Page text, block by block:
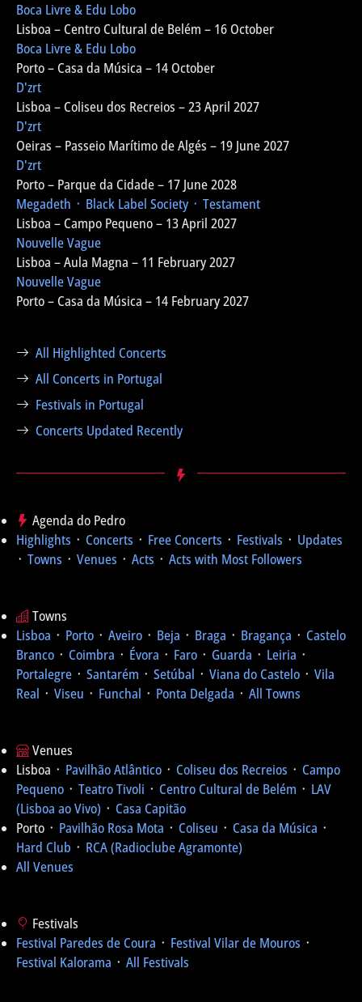
Boca Livre & Edu Lobo
Lisboa – Centro Cultural de Belém – 16 October
Boca Livre & Edu Lobo
Porto – Casa da Música – 14 October
D'zrt
Lisboa – Coliseu dos Recreios – 23 April 2027
D'zrt
Oeiras – Passeio Marítimo de Algés – 19 June 2027
D'zrt
Porto – Parque da Cidade – 17 June 2028
Megadeth ᛫ Black Label Society ᛫ Testament
Lisboa – Campo Pequeno – 13 April 2027
Nouvelle Vague
Lisboa – Aula Magna – 11 February 2027
Nouvelle Vague
Porto – Casa da Música – 14 February 2027
All Highlighted Concerts
All Concerts in Portugal
Festivals in Portugal
Concerts Updated Recently
Agenda do Pedro
Highlights ᛫ Concerts ᛫ Free Concerts ᛫ Festivals ᛫ Updates
᛫ Towns ᛫ Venues ᛫ Acts ᛫ Acts with Most Followers
Towns
Lisboa ᛫ Porto ᛫ Aveiro ᛫ Beja ᛫ Braga ᛫ Bragança ᛫ Castelo
Branco ᛫ Coimbra ᛫ Évora ᛫ Faro ᛫ Guarda ᛫ Leiria ᛫
Portalegre ᛫ Santarém ᛫ Setúbal ᛫ Viana do Castelo ᛫ Vila
Real ᛫ Viseu ᛫ Funchal ᛫ Ponta Delgada ᛫ All Towns
Venues
Lisboa ᛫ Pavilhão Atlântico ᛫ Coliseu dos Recreios ᛫ Campo
Pequeno ᛫ Teatro Tivoli ᛫ Centro Cultural de Belém ᛫ LAV
(Lisboa ao Vivo) ᛫ Casa Capitão
Porto ᛫ Pavilhão Rosa Mota ᛫ Coliseu ᛫ Casa da Música ᛫
Hard Club ᛫ RCA (Radioclube Agramonte)
All Venues
Festivals
Festival Paredes de Coura ᛫ Festival Vilar de Mouros ᛫
Festival Kalorama ᛫ All Festivals